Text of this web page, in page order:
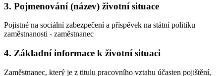
3. Pojmenování (název) životní situace
Pojistné na sociální zabezpečení a příspěvek na státní politiku
zaměstnanosti - zaměstnanec
4. Základní informace k životní situaci
Zaměstnanec, který je z titulu pracovního vztahu účasten pojištění,